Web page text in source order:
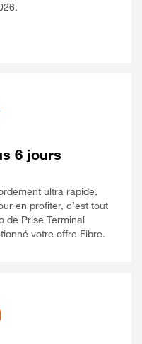
6 jours
ultra rapide,
en profiter, c’est tout
de Prise Terminal
votre offre Fibre.